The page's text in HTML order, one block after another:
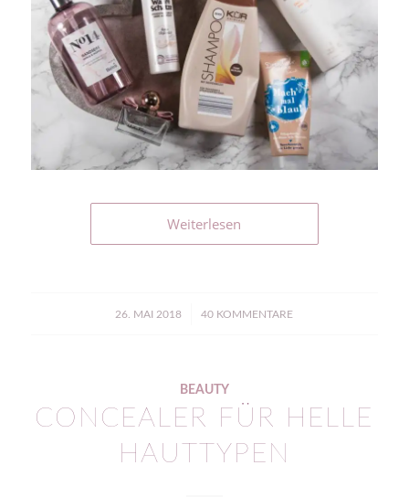
Weiterlesen
26. MAI 2018
/ 40 KOMMENTARE
BEAUTY
CONCEALER FÜR HELLE
HAUTTYPEN